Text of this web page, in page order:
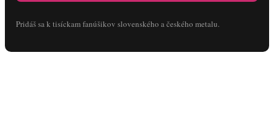
Pridáš sa k tisíckam fanúšikov slovenského a českého metalu.